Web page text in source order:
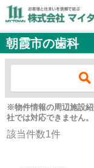
朝霞市の歯科
※物件情報の周辺施設
社では対応できません。
該当件数1件